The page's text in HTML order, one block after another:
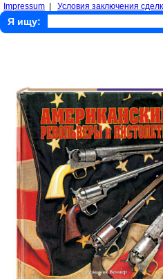
Impressum Условия заключения
Я ищу: